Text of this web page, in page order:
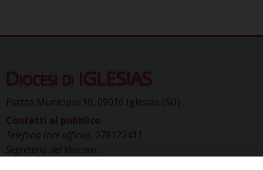
Diocesi di IGLESIAS
Piazza Municipio 10, 09016 Iglesias (SU)
Contatti al pubblico
Telefono (ore ufficio): 078122411
Segreteria del Vescovo: